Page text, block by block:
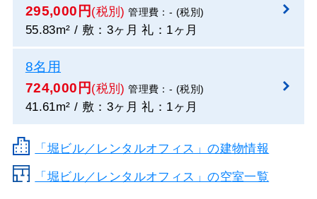
295,000円 (税別) 管理費：- (税別)
55.83m² / 敷：3ヶ月 礼：1ヶ月
8名用
724,000円 (税別) 管理費：- (税別)
41.61m² / 敷：3ヶ月 礼：1ヶ月
「堀ビル／レンタルオフィス」の建物情報
「堀ビル／レンタルオフィス」の空室一覧